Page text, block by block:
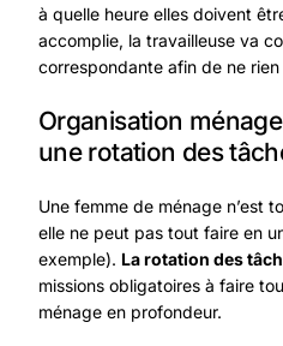
à quelle heure elles doivent
accomplie, la travailleuse va
correspondante afin de ne rien
Organisation
une rotation des
Une femme de ménage n’est
elle ne peut pas tout faire en
exemple). La rotation des
missions obligatoires à faire
ménage en profondeur.